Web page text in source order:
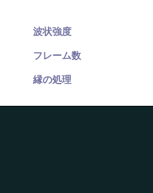
波状強度
フレーム数
縁の処理